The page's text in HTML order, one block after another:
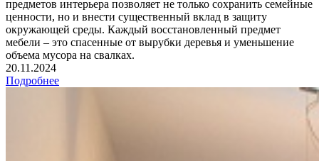
предметов интерьера позволяет не только сохранить семейные
ценности, но и внести существенный вклад в защиту
окружающей среды. Каждый восстановленный предмет
мебели – это спасенные от вырубки деревья и уменьшение
объема мусора на свалках.
20.11.2024
Подробнее